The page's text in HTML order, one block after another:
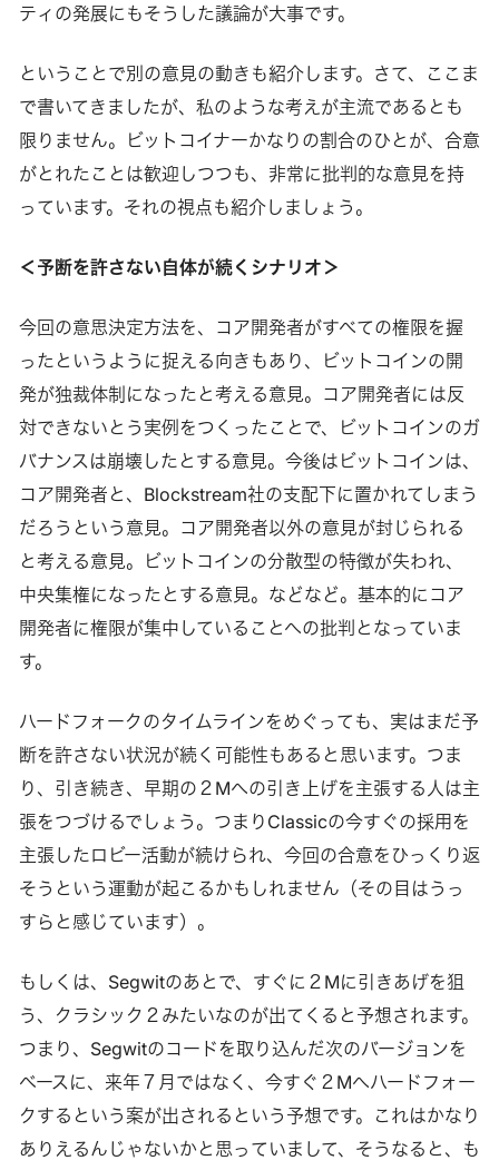
ティの発展にもそうした議論が大事です。
ということで別の意見の動きも紹介します。さて、ここま
で書いてきましたが、私のような考えが主流であるとも
限りません。ビットコイナーかなりの割合のひとが、合意
がとれたことは歓迎しつつも、非常に批判的な意見を持
っています。それの視点も紹介しましょう。
＜予断を許さない自体が続くシナリオ＞
今回の意思決定方法を、コア開発者がすべての権限を握
ったというように捉える向きもあり、ビットコインの開
発が独裁体制になったと考える意見。コア開発者には反
対できないとう実例をつくったことで、ビットコインのガ
バナンスは崩壊したとする意見。今後はビットコインは、
コア開発者と、Blockstream社の支配下に置かれてしまう
だろうという意見。コア開発者以外の意見が封じられる
と考える意見。ビットコインの分散型の特徴が失われ、
中央集権になったとする意見。などなど。基本的にコア
開発者に権限が集中していることへの批判となっていま
す。
ハードフォークのタイムラインをめぐっても、実はまだ予
断を許さない状況が続く可能性もあると思います。つま
り、引き続き、早期の２Mへの引き上げを主張する人は主
張をつづけるでしょう。つまりClassicの今すぐの採用を
主張したロビー活動が続けられ、今回の合意をひっくり返
そうという運動が起こるかもしれません（その目はうっ
すらと感じています）。
もしくは、Segwitのあとで、すぐに２Mに引きあげを狙
う、クラシック２みたいなのが出てくると予想されます。
つまり、Segwitのコードを取り込んだ次のバージョンを
ベースに、来年７月ではなく、今すぐ２Mへハードフォー
クするという案が出されるという予想です。これはかなり
ありえるんじゃないかと思っていまして、そうなると、も